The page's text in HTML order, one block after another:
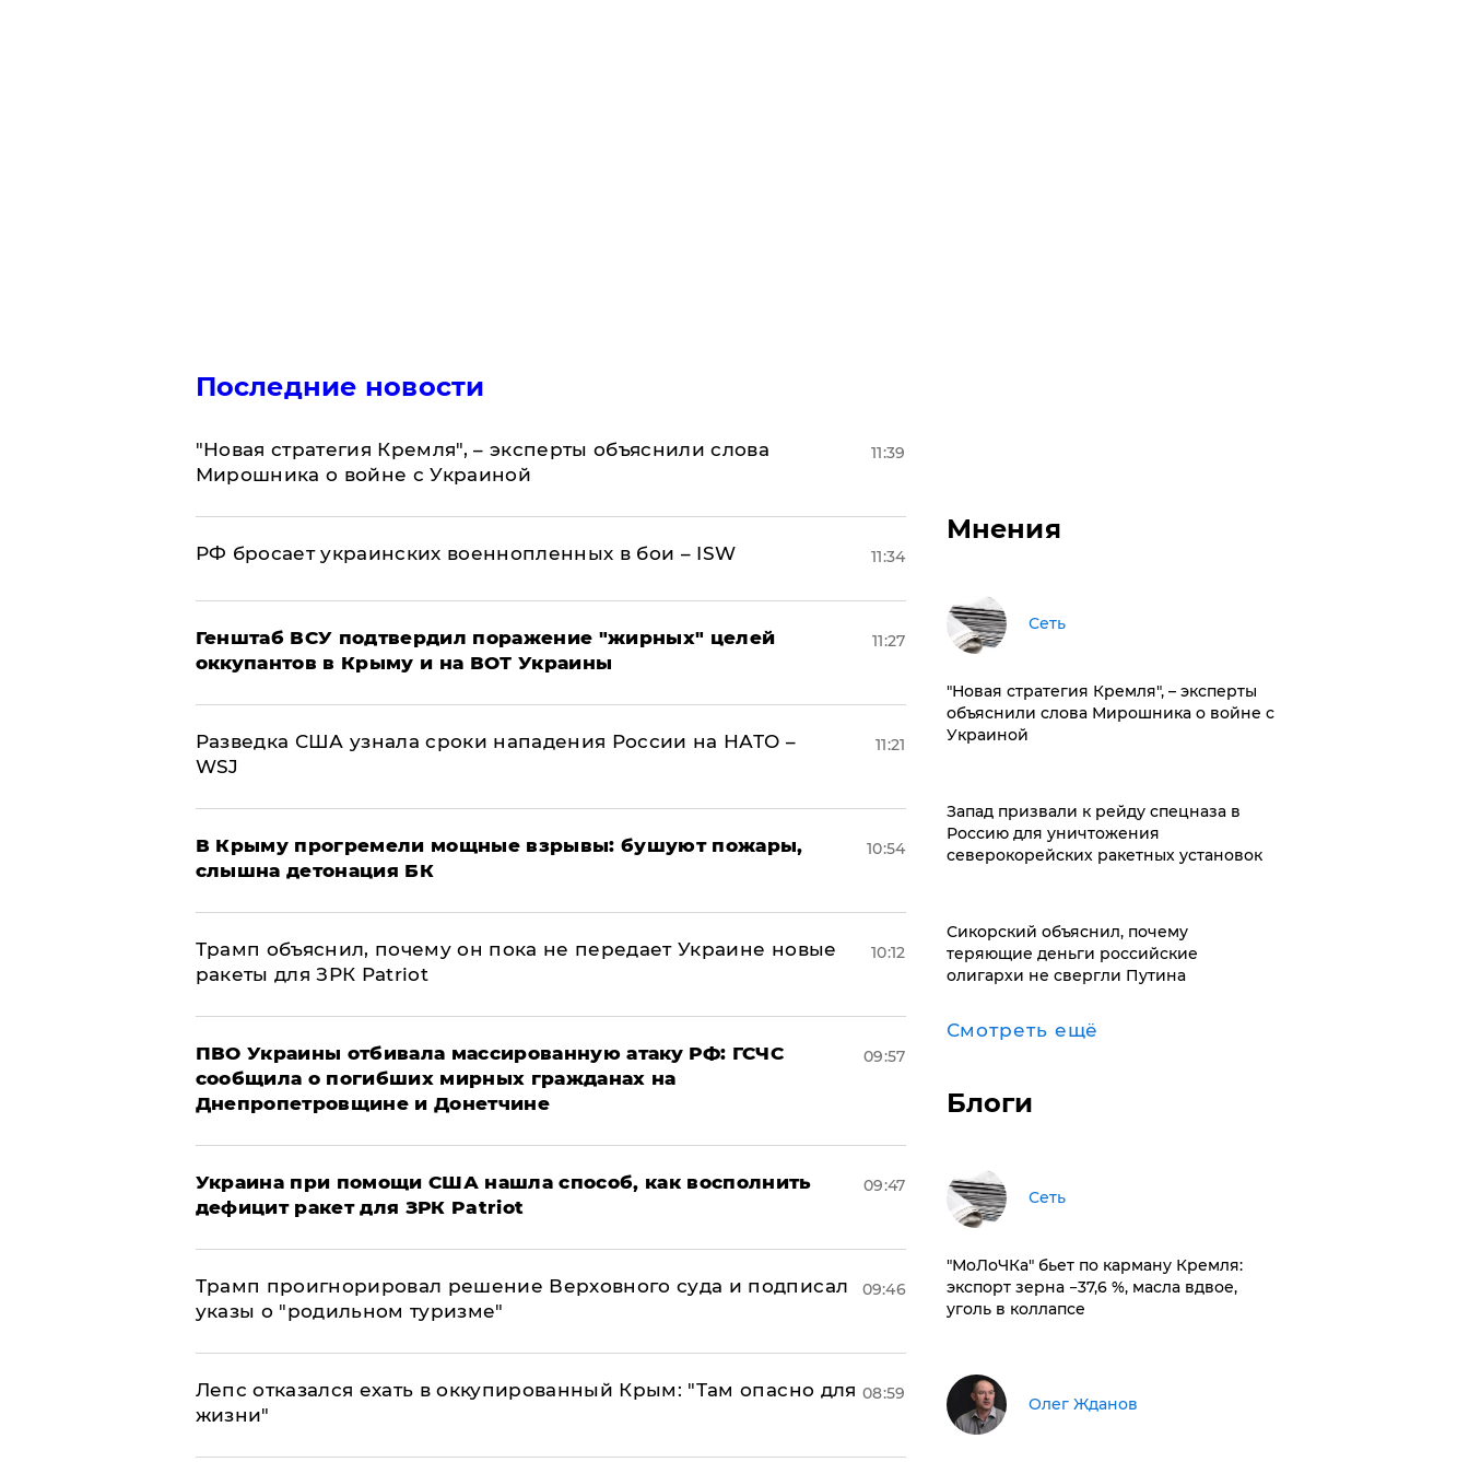
Последние новости
"Новая стратегия Кремля", – эксперты объяснили слова
Мирошника о войне с Украиной
11:39
РФ бросает украинских военнопленных в бои – ISW 11:34
Генштаб ВСУ подтвердил поражение "жирных" целей
оккупантов в Крыму и на ВОТ Украины
11:27
Разведка США узнала сроки нападения России на НАТО –
WSJ
11:21
В Крыму прогремели мощные взрывы: бушуют пожары,
слышна детонация БК
10:54
Трамп объяснил, почему он пока не передает Украине новые
ракеты для ЗРК Patriot
10:12
ПВО Украины отбивала массированную атаку РФ: ГСЧС
сообщила о погибших мирных гражданах на
Днепропетровщине и Донетчине
09:57
Украина при помощи США нашла способ, как восполнить
дефицит ракет для ЗРК Patriot
09:47
Трамп проигнорировал решение Верховного суда и подписал
указы о "родильном туризме"
09:46
Лепс отказался ехать в оккупированный Крым: "Там опасно для
жизни"
08:59
Мнения
Сеть
"Новая стратегия Кремля", – эксперты
объяснили слова Мирошника о войне с
Украиной
Запад призвали к рейду спецназа в
Россию для уничтожения
северокорейских ракетных установок
Сикорский объяснил, почему
теряющие деньги российские
олигархи не свергли Путина
Смотреть ещё
Блоги
Сеть
​"МоЛоЧКа" бьет по карману Кремля:
экспорт зерна −37,6 %, масла вдвое,
уголь в коллапсе
Олег Жданов